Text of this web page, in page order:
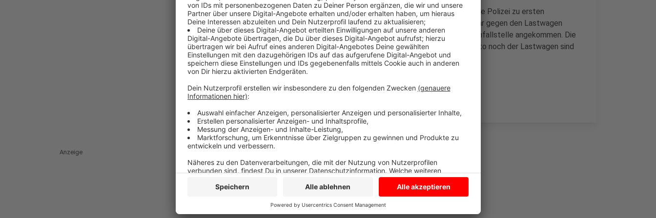
Hier sind ein Auto und ein Lastwagen zusammengestoßen, sagt die Polizei zu ersten
Erkenntnissen. Der Autofahrer hatte die Kontrolle verloren und war gegen den Lastwagen
geprallt. Menschen sind verletzt, ein Rettungswagen ist an der Unfallstelle angekommen. Die
Polizei sichert Spuren und wartet auf Abschlepper, weder das Auto noch der Lastwagen sind
fahrbereit.
Anzeige